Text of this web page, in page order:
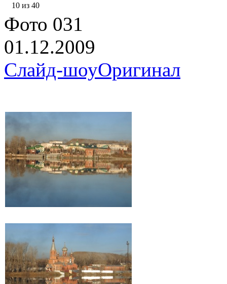
10 из 40
Фото 031
01.12.2009
Слайд-шоуОригинал